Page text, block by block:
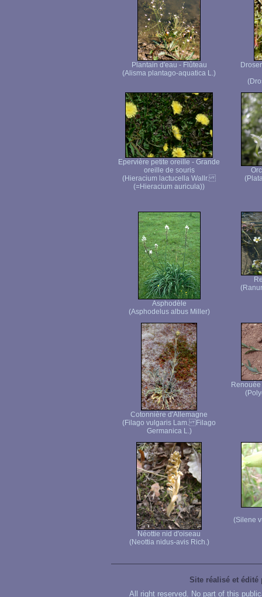
Plantain d'eau - Flûteau
(Alisma plantago-aquatica L.)
Epervière petite oreille - Grande
oreille de souris
(Hieracium lactucella Wallr.
(=Hieracium auricula))
Asphodèle
(Asphodelus albus Miller)
Cotonnière d'Allemagne
(Filago vulgaris Lam. Filago
Germanica L.)
Néottie nid d'oiseau
(Neottia nidus-avis Rich.)
(Silene
Site réalisé et édité
All right reserved. No part of this